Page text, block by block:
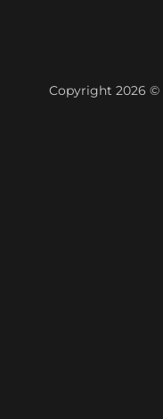
Copyright 2026 ©